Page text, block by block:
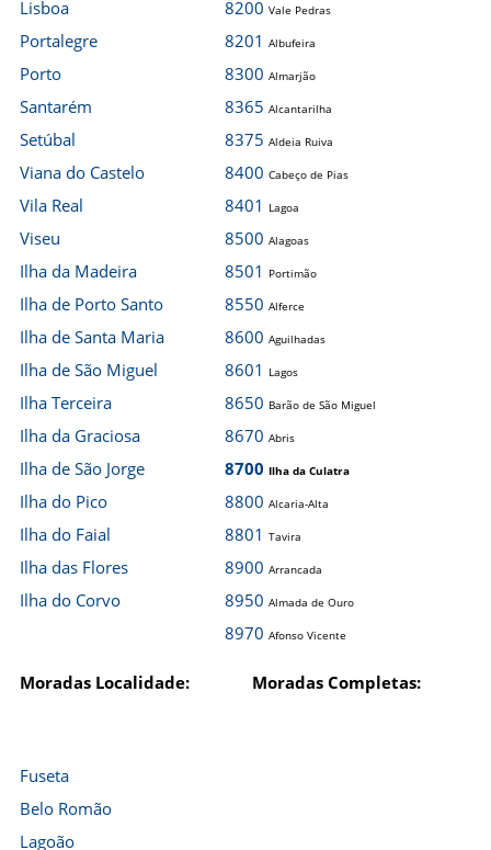
Lisboa
Portalegre
Porto
Santarém
Setúbal
Viana do Castelo
Vila Real
Viseu
Ilha da Madeira
Ilha de Porto Santo
Ilha de Santa Maria
Ilha de São Miguel
Ilha Terceira
Ilha da Graciosa
Ilha de São Jorge
Ilha do Pico
Ilha do Faial
Ilha das Flores
Ilha do Corvo
8200 Vale Pedras
8201 Albufeira
8300 Almarjão
8365 Alcantarilha
8375 Aldeia Ruiva
8400 Cabeço de Pias
8401 Lagoa
8500 Alagoas
8501 Portimão
8550 Alferce
8600 Aguilhadas
8601 Lagos
8650 Barão de São Miguel
8670 Abris
8700 Ilha da Culatra
8800 Alcaria-Alta
8801 Tavira
8900 Arrancada
8950 Almada de Ouro
8970 Afonso Vicente
Moradas Localidade: Moradas Completas:
Fuseta
Belo Romão
Lagoão